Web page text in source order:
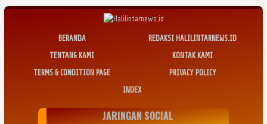
BERANDA
REDAKSI HALILINTARNEWS.ID
TENTANG KAMI
KONTAK KAMI
TERMS & CONDITION PAGE
PRIVACY POLICY
INDEX
JARINGAN SOCIAL